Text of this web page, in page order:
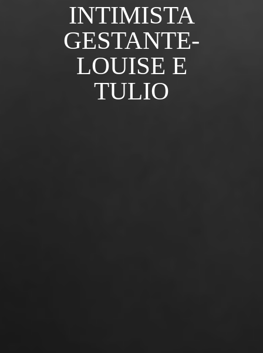
INTIMISTA
GESTANTE-
LOUISE E
TULIO